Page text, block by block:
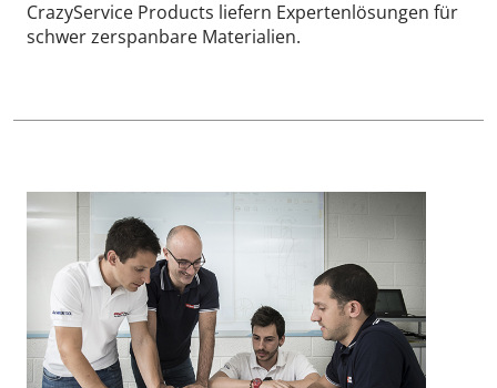
CrazyService Products liefern Expertenlösungen für
schwer zerspanbare Materialien.